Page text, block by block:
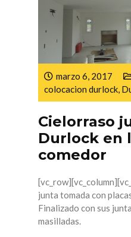
marzo 6, 2017
colocacion durlock,
Cielorraso
Durlock en
comedor
junta tomada con
Finalizado con sus
masilladas.